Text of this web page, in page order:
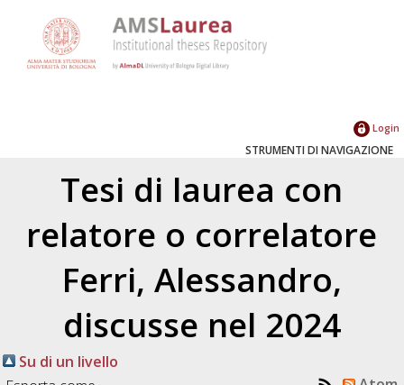
Login
STRUMENTI DI NAVIGAZIONE
Tesi di laurea con
relatore o correlatore
Ferri, Alessandro,
discusse nel 2024
Su di un livello